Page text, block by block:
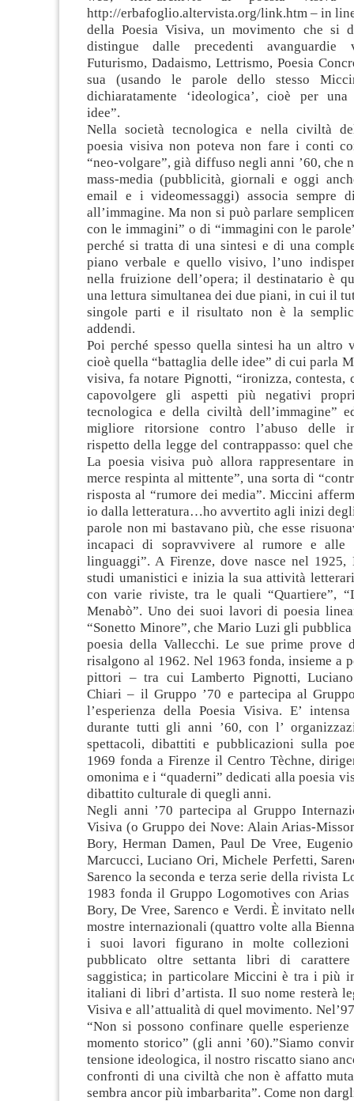
http://erbafoglio.altervista.org/link.htm – in
della Poesia Visiva, un movimento che si
distingue dalle precedenti avanguardie
Futurismo, Dadaismo, Lettrismo, Poesia
sua (usando le parole dello stesso
dichiaratamente ‘ideologica’, cioè per
idee”.
Nella società tecnologica e nella civiltà
poesia visiva non poteva non fare i conti
“neo-volgare”, già diffuso negli anni ’60, che
mass-media (pubblicità, giornali e oggi
email e i videomessaggi) associa sempre
all’immagine. Ma non si può parlare
con le immagini” o di “immagini con le
perché si tratta di una sintesi e di una
piano verbale e quello visivo, l’uno
nella fruizione dell’opera; il destinatario è
una lettura simultanea dei due piani, in cui il
singole parti e il risultato non è la
addendi.
Poi perché spesso quella sintesi ha un altro
cioè quella “battaglia delle idee” di cui parla
visiva, fa notare Pignotti, “ironizza, contesta,
capovolgere gli aspetti più negativi
tecnologica e della civiltà dell’immagine”
migliore ritorsione contro l’abuso delle
rispetto della legge del contrappasso: quel
La poesia visiva può allora rappresentare
merce respinta al mittente”, una sorta di
risposta al “rumore dei media”. Miccini
io dalla letteratura…ho avvertito agli inizi degli
parole non mi bastavano più, che esse
incapaci di sopravvivere al rumore e alle
linguaggi”. A Firenze, dove nasce nel
studi umanistici e inizia la sua attività
con varie riviste, tra le quali “Quartiere”,
Menabò”. Uno dei suoi lavori di poesia
“Sonetto Minore”, che Mario Luzi gli
poesia della Vallecchi. Le sue prime prove
risalgono al 1962. Nel 1963 fonda, insieme a
pittori – tra cui Lamberto Pignotti,
Chiari – il Gruppo ’70 e partecipa al
l’esperienza della Poesia Visiva. E’
durante tutti gli anni ’60, con l’
spettacoli, dibattiti e pubblicazioni sulla
1969 fonda a Firenze il Centro Tèchne,
omonima e i “quaderni” dedicati alla poesia
dibattito culturale di quegli anni.
Negli anni ’70 partecipa al Gruppo
Visiva (o Gruppo dei Nove: Alain Arias-
Bory, Herman Damen, Paul De Vree,
Marcucci, Luciano Ori, Michele Perfetti,
Sarenco la seconda e terza serie della rivista
1983 fonda il Gruppo Logomotives con Arias
Bory, De Vree, Sarenco e Verdi. È invitato
mostre internazionali (quattro volte alla
i suoi lavori figurano in molte collezioni
pubblicato oltre settanta libri di
saggistica; in particolare Miccini è tra i più
italiani di libri d’artista. Il suo nome resterà
Visiva e all’attualità di quel movimento.
“Non si possono confinare quelle
momento storico” (gli anni ’60).”Siamo
tensione ideologica, il nostro riscatto siano
confronti di una civiltà che non è affatto
sembra ancor più imbarbarita”. Come non